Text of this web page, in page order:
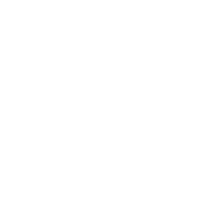
udbyder, du har
sådan kopi af
på at tilgå og
egen personlige
løbetid, eller, i
til din interne